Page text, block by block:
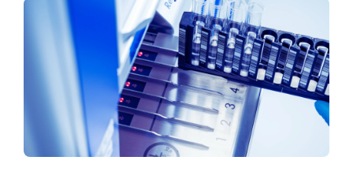
Suomi lähdössä mukaan laajaan EU:n yksilöllisen